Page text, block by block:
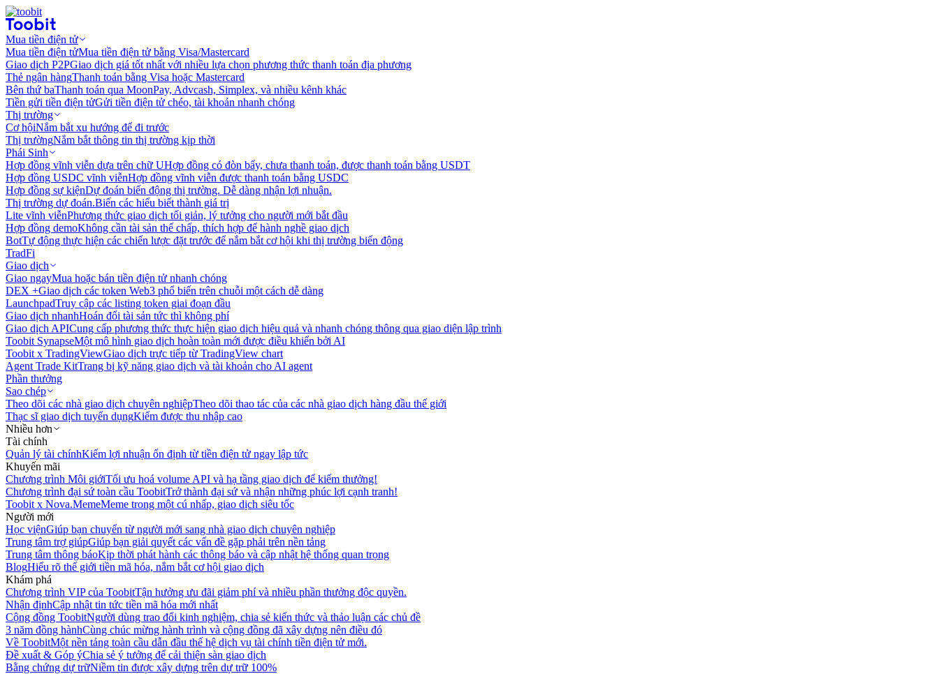
Mua tiền điện tử
Mua tiền điện tửMua tiền điện tử bằng Visa/Mastercard
Giao dịch P2PGiao dịch giá tốt nhất với nhiều lựa chọn phương thức thanh toán địa phương
Thẻ ngân hàngThanh toán bằng Visa hoặc Mastercard
Bên thứ baThanh toán qua MoonPay, Advcash, Simplex, và nhiều kênh khác
Tiền gửi tiền điện tửGửi tiền điện tử chéo, tài khoản nhanh chóng
Thị trường
Cơ hộiNắm bắt xu hướng để đi trước
Thị trườngNắm bắt thông tin thị trường kịp thời
Phái Sinh
Hợp đồng vĩnh viễn dựa trên chữ UHợp đồng có đòn bẩy, chưa thanh toán, được thanh toán bằng USDT
Hợp đồng USDC vĩnh viễnHợp đồng vĩnh viễn được thanh toán bằng USDC
Hợp đồng sự kiệnDự đoán biến động thị trường. Dễ dàng nhận lợi nhuận.
Thị trường dự đoán.Biến các hiểu biết thành giá trị
Lite vĩnh viễnPhương thức giao dịch tối giản, lý tưởng cho người mới bắt đầu
Hợp đồng demoKhông cần tài sản thế chấp, thích hợp để hành nghề giao dịch
BotTự động thực hiện các chiến lược đặt trước để nắm bắt cơ hội khi thị trường biến động
TradFi
Giao dịch
Giao ngayMua hoặc bán tiền điện tử nhanh chóng
DEX +Giao dịch các token Web3 phổ biến trên chuỗi một cách dễ dàng
LaunchpadTruy cập các listing token giai đoạn đầu
Giao dịch nhanhHoán đổi tài sản tức thì không phí
Giao dịch APICung cấp phương thức thực hiện giao dịch hiệu quả và nhanh chóng thông qua giao diện lập trình
Toobit SynapseMột mô hình giao dịch hoàn toàn mới được điều khiển bởi AI
Toobit x TradingViewGiao dịch trực tiếp từ TradingView chart
Agent Trade KitTrang bị kỹ năng giao dịch và tài khoản cho AI agent
Phần thưởng
Sao chép
Theo dõi các nhà giao dịch chuyên nghiệpTheo dõi thao tác của các nhà giao dịch hàng đầu thế giới
Thạc sĩ giao dịch tuyển dụngKiếm được thu nhập cao
Nhiều hơn
Tài chính
Quản lý tài chínhKiếm lợi nhuận ổn định từ tiền điện tử ngay lập tức
Khuyến mãi
Chương trình Môi giớiTối ưu hoá volume API và hạ tầng giao dịch để kiếm thưởng!
Chương trình đại sứ toàn cầu ToobitTrở thành đại sứ và nhận những phúc lợi cạnh tranh!
Toobit x Nova.MemeMeme trong một cú nhấp, giao dịch siêu tốc
Người mới
Học việnGiúp bạn chuyển từ người mới sang nhà giao dịch chuyên nghiệp
Trung tâm trợ giúpGiúp bạn giải quyết các vấn đề gặp phải trên nền tảng
Trung tâm thông báoKịp thời phát hành các thông báo và cập nhật hệ thống quan trọng
BlogHiểu rõ thế giới tiền mã hóa, nắm bắt cơ hội giao dịch
Khám phá
Chương trình VIP của ToobitTận hưởng ưu đãi giảm phí và nhiều phần thưởng độc quyền.
Nhận địnhCập nhật tin tức tiền mã hóa mới nhất
Cộng đồng ToobitNgười dùng trao đổi kinh nghiệm, chia sẻ kiến thức và thảo luận các chủ đề
3 năm đồng hànhCùng chúc mừng hành trình và cộng đồng đã xây dựng nên điều đó
Về ToobitMột nền tảng toàn cầu dẫn đầu thế hệ dịch vụ tài chính tiền điện tử mới.
Đề xuất & Góp ýChia sẻ ý tưởng để cải thiện sàn giao dịch
Bằng chứng dự trữNiềm tin được xây dựng trên dự trữ 100%